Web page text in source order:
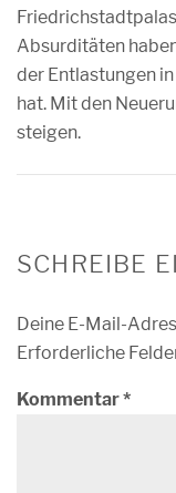
Absurditäten
der Entlastungen
hat. Mit den
steigen.
SCHREIBE
Deine E-Mail-
Erforderliche
Kommentar*